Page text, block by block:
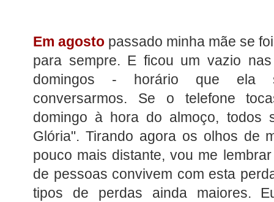
Em agosto passado minha mãe se
para sempre. E ficou um vazio
domingos - horário que ela
conversarmos. Se o telefone
domingo à hora do almoço, todos
Glória". Tirando agora os olhos de
pouco mais distante, vou me
de pessoas convivem com esta
tipos de perdas ainda maiores.